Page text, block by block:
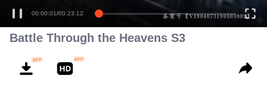
00:00:01/00:23:12
Battle Through the Heavens S3